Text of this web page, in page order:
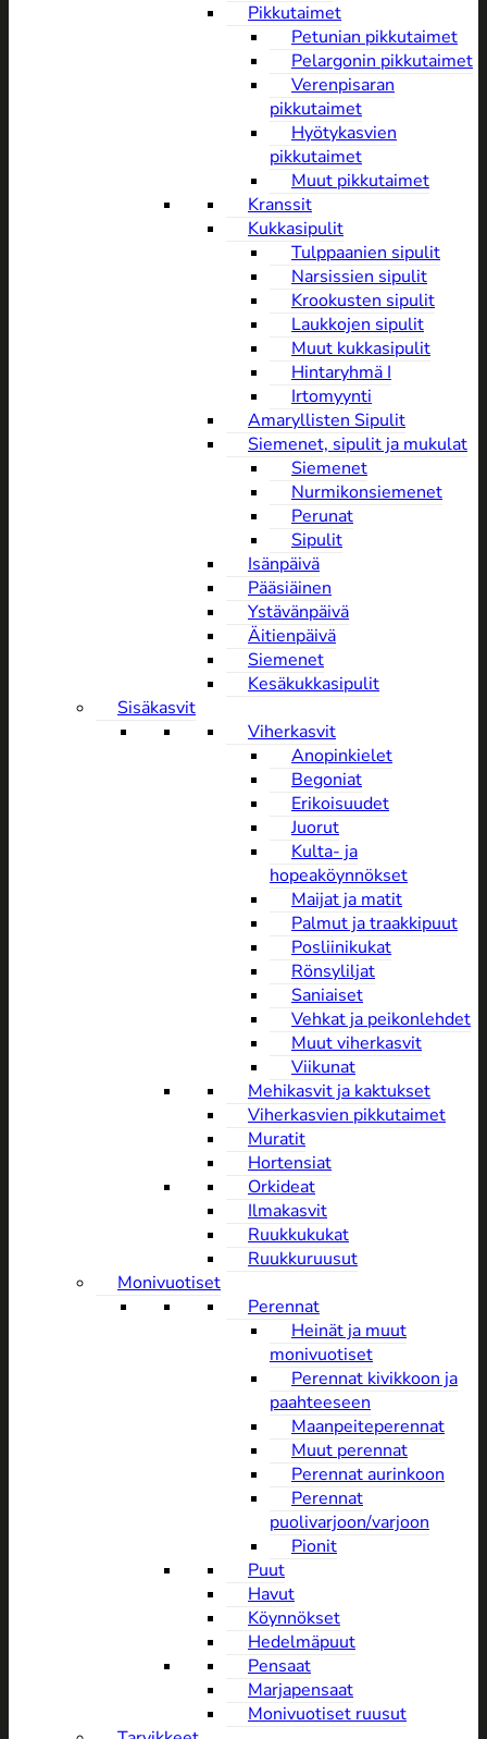
Pikkutaimet
Petunian pikkutaimet
Pelargonin pikkutaimet
Verenpisaran
pikkutaimet
Hyötykasvien
pikkutaimet
Muut pikkutaimet
Kranssit
Kukkasipulit
Tulppaanien sipulit
Narsissien sipulit
Krookusten sipulit
Laukkojen sipulit
Muut kukkasipulit
Hintaryhmä I
Irtomyynti
Amaryllisten Sipulit
Siemenet, sipulit ja mukulat
Siemenet
Nurmikonsiemenet
Perunat
Sipulit
Isänpäivä
Pääsiäinen
Ystävänpäivä
Äitienpäivä
Siemenet
Kesäkukkasipulit
Sisäkasvit
Viherkasvit
Anopinkielet
Begoniat
Erikoisuudet
Juorut
Kulta- ja
hopeaköynnökset
Maijat ja matit
Palmut ja traakkipuut
Posliinikukat
Rönsyliljat
Saniaiset
Vehkat ja peikonlehdet
Muut viherkasvit
Viikunat
Mehikasvit ja kaktukset
Viherkasvien pikkutaimet
Muratit
Hortensiat
Orkideat
Ilmakasvit
Ruukkukukat
Ruukkuruusut
Monivuotiset
Perennat
Heinät ja muut
monivuotiset
Perennat kivikkoon ja
paahteeseen
Maanpeiteperennat
Muut perennat
Perennat aurinkoon
Perennat
puolivarjoon/varjoon
Pionit
Puut
Havut
Köynnökset
Hedelmäpuut
Pensaat
Marjapensaat
Monivuotiset ruusut